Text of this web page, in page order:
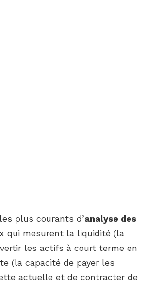
plus courants d’analyse des
qui mesurent la liquidité (la
les actifs à court terme en
(la capacité de payer les
actuelle et de contracter de